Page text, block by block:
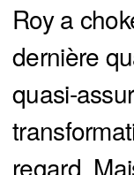
Roy a
dernière
quasi-
regard.